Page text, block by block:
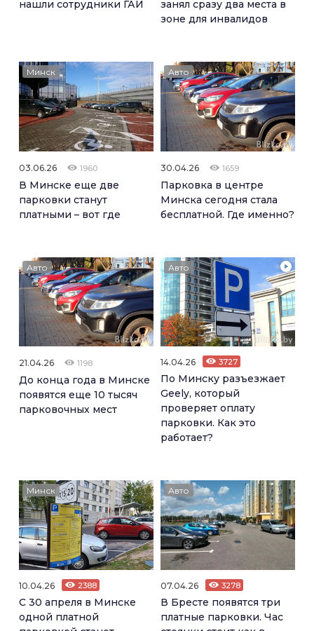
нашли сотрудники ГАИ
занял сразу два места в
зоне для инвалидов
Минск
03.06.26 1960
В Минске еще две
парковки станут
платными – вот где
Авто
30.04.26 1659
Парковка в центре
Минска сегодня стала
бесплатной. Где именно?
Авто
21.04.26 1198
До конца года в Минске
появятся еще 10 тысяч
парковочных мест
Авто
14.04.26 3727
По Минску разъезжает
Geely, который
проверяет оплату
парковки. Как это
работает?
Минск
10.04.26 2388
С 30 апреля в Минске
одной платной
Авто
07.04.26 3278
В Бресте появятся три
платные парковки. Час